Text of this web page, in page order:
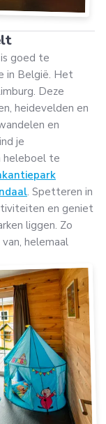
goed te
in België. Het
Deze
heidevelden en
en
je
heleboel te
. Spetteren in
en geniet
liggen. Zo
helemaal